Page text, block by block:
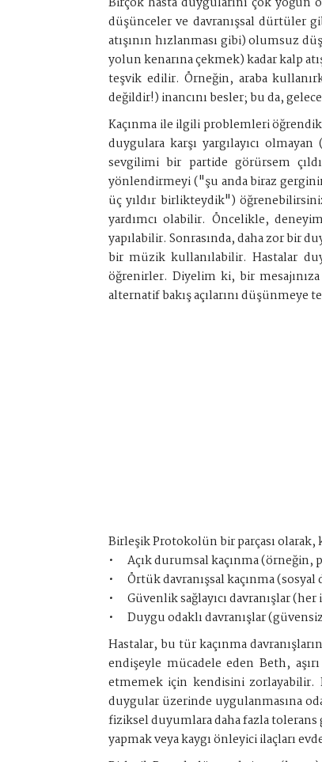
düşünceler ve davranışsal dürtüler
atışının hızlanması gibi) olumsuz
yolun kenarına çekmek) kadar kalp
teşvik edilir. Örneğin, araba
değildir!) inancını besler; bu da,
Kaçınma ile ilgili problemleri
duygulara karşı yargılayıcı
sevgilimi bir partide görürsem
yönlendirmeyi ("şu anda biraz
üç yıldır birlikteydik")
yardımcı olabilir. Öncelikle,
yapılabilir. Sonrasında, daha zor bir
bir müzik kullanılabilir. Hastalar
öğrenirler. Diyelim ki, bir
alternatif bakış açılarını
Birleşik Protokolün bir parçası olarak,
•
Açık durumsal kaçınma (örneğin,
•
Örtük davranışsal kaçınma
•
Güvenlik sağlayıcı davranışlar
•
Duygu odaklı davranışlar
Hastalar, bu tür kaçınma
endişeyle mücadele eden Beth,
etmemek için kendisini zorlayabilir.
duygular üzerinde uygulanmasına
fiziksel duyumlara daha fazla
yapmak veya kaygı önleyici ilaçları